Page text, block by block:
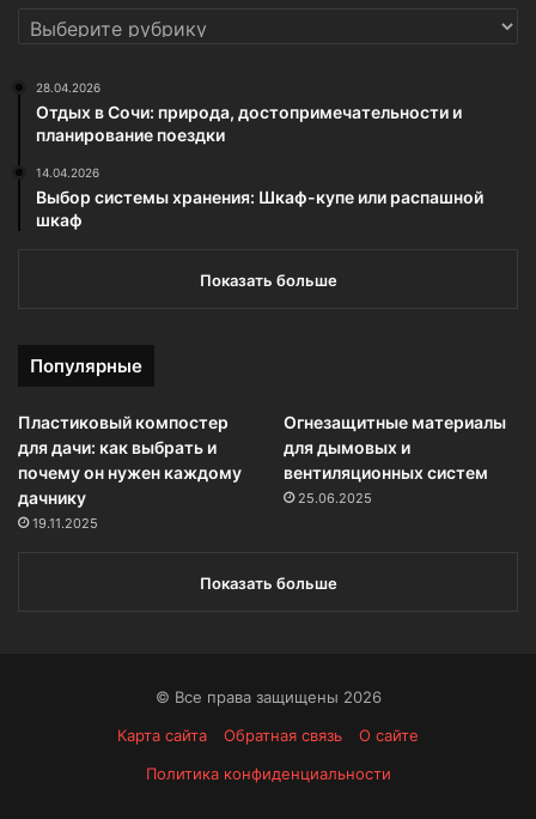
РУБРИКИ
28.04.2026
Отдых в Сочи: природа, достопримечательности и
планирование поездки
14.04.2026
Выбор системы хранения: Шкаф-купе или распашной
шкаф
Показать больше
Популярные
Пластиковый компостер
для дачи: как выбрать и
почему он нужен каждому
дачнику
19.11.2025
Огнезащитные материалы
для дымовых и
вентиляционных систем
25.06.2025
Показать больше
© Все права защищены 2026
Карта сайта
Обратная связь
О сайте
Политика конфиденциальности